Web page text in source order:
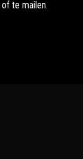
te mailen.